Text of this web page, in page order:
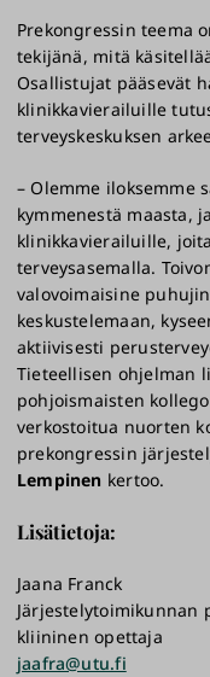
Prekongressin teema
tekijänä, mitä
Osallistujat pääsevät
klinikkavierailuille
terveyskeskuksen
– Olemme iloksemme
kymmenestä maasta,
klinikkavierailuille,
terveysasemalla.
valovoimaisine
keskustelemaan,
aktiivisesti
Tieteellisen ohjelman
pohjoismaisten
verkostoitua nuorten
prekongressin
Lempinen kertoo.
Lisätietoja:
Jaana Franck
Järjestelytoimikunnan
kliininen opettaja
jaafra@utu.fi